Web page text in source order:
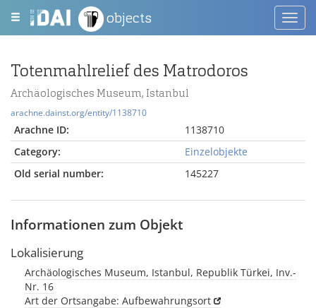
objects
Totenmahlrelief des Matrodoros
Archäologisches Museum, Istanbul
arachne.dainst.org/entity/1138710
Arachne ID:
1138710
Category:
Einzelobjekte
Old serial number:
145227
Informationen zum Objekt
Lokalisierung
Archäologisches Museum, Istanbul, Republik Türkei, Inv.-
Nr. 16
Art der Ortsangabe: Aufbewahrungsort